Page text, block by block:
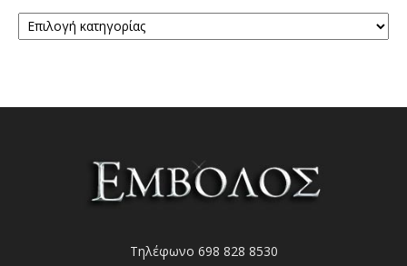
Κατηγορίες
Τηλέφωνο 698 828 8530